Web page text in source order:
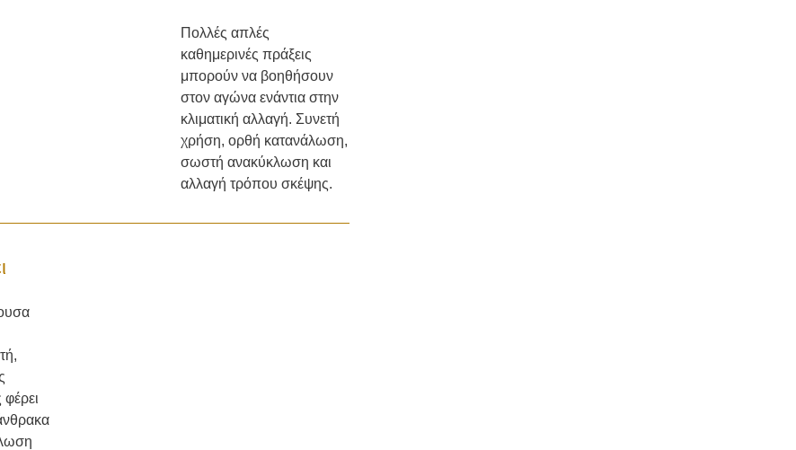
Πολλές απλές
καθημερινές πράξεις
μπορούν να βοηθήσουν
στον αγώνα ενάντια στην
κλιματική αλλαγή. Συνετή
χρήση, ορθή κατανάλωση,
σωστή ανακύκλωση και
αλλαγή τρόπου σκέψης.